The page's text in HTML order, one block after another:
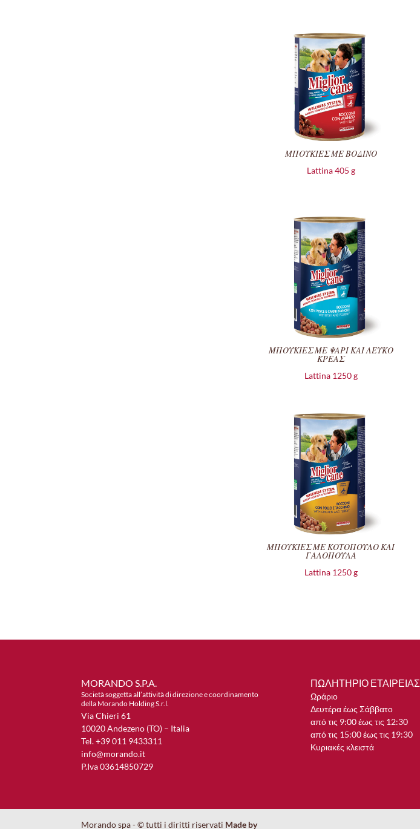
ΜΠΟΥΚΙΕΣ ΜΕ ΒΟΔΙΝΟ
Lattina 405 g
ΜΠΟΥΚΙΕΣ ΜΕ ΨΑΡΙ ΚΑΙ ΛΕΥΚΟ
ΚΡΕΑΣ
Lattina 1250 g
ΜΠΟΥΚΙΕΣ ΜΕ ΚΟΤΟΠΟΥΛΟ ΚΑΙ
ΓΑΛΟΠΟΥΛΑ
Lattina 1250 g
MORANDO S.P.A.
Società soggetta all’attività di direzione e coordinamento
della Morando Holding S.r.l.
Via Chieri 61
10020 Andezeno (TO) – Italia
Tel. +39 011 9433311
info@morando.it
P.Iva 03614850729
ΠΩΛΗΤΗΡΙΟ ΕΤΑΙΡΕΙΑΣ
Ωράριο
Δευτέρα έως Σάββατο
από τις 9:00 έως τις 12:30
από τις 15:00 έως τις 19:30
Κυριακές κλειστά
Morando spa - © tutti i diritti riservati Made by